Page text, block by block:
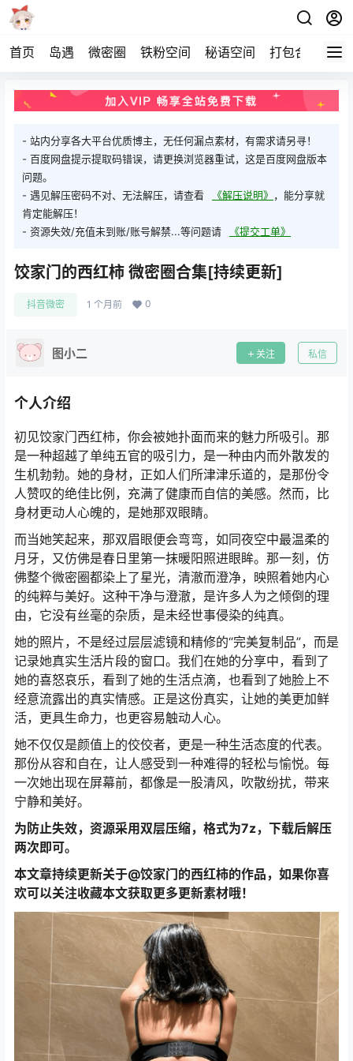
首页 岛遇 微密圈 铁粉空间 秘语空间 打包合集 关
- 站内分享各大平台优质博主，无任何漏点素材，有需求请另寻！
- 百度网盘提示提取码错误，请更换浏览器重试，这是百度网盘版本
问题。
- 遇见解压密码不对、无法解压，请查看
《解压说明》 ，能分享就
肯定能解压！
- 资源失效/充值未到账/账号解禁...等问题请
《提交工单》
饺家门的西红柿 微密圈合集[持续更新]
抖音微密 1 个月前 0
图小二 关注 私信
个人介绍
初见饺家门西红柿，你会被她扑面而来的魅力所吸引。那
是一种超越了单纯五官的吸引力，是一种由内而外散发的
生机勃勃。她的身材，正如人们所津津乐道的，是那份令
人赞叹的绝佳比例，充满了健康而自信的美感。然而，比
身材更动人心魄的，是她那双眼睛。
而当她笑起来，那双眉眼便会弯弯，如同夜空中最温柔的
月牙，又仿佛是春日里第一抹暖阳照进眼眸。那一刻，仿
佛整个微密圈都染上了星光，清澈而澄净，映照着她内心
的纯粹与美好。这种干净与澄澈，是许多人为之倾倒的理
由，它没有丝毫的杂质，是未经世事侵染的纯真。
她的照片，不是经过层层滤镜和精修的“完美复制品”，而是
记录她真实生活片段的窗口。我们在她的分享中，看到了
她的喜怒哀乐，看到了她的生活点滴，也看到了她脸上不
经意流露出的真实情感。正是这份真实，让她的美更加鲜
活，更具生命力，也更容易触动人心。
她不仅仅是颜值上的佼佼者，更是一种生活态度的代表。
那份从容和自在，让人感受到一种难得的轻松与愉悦。每
一次她出现在屏幕前，都像是一股清风，吹散纷扰，带来
宁静和美好。
为防止失效，资源采用双层压缩，格式为7z，下载后解压
两次即可。
本文章持续更新关于@饺家门的西红柿的作品，如果你喜
欢可以关注收藏本文获取更多更新素材哦！